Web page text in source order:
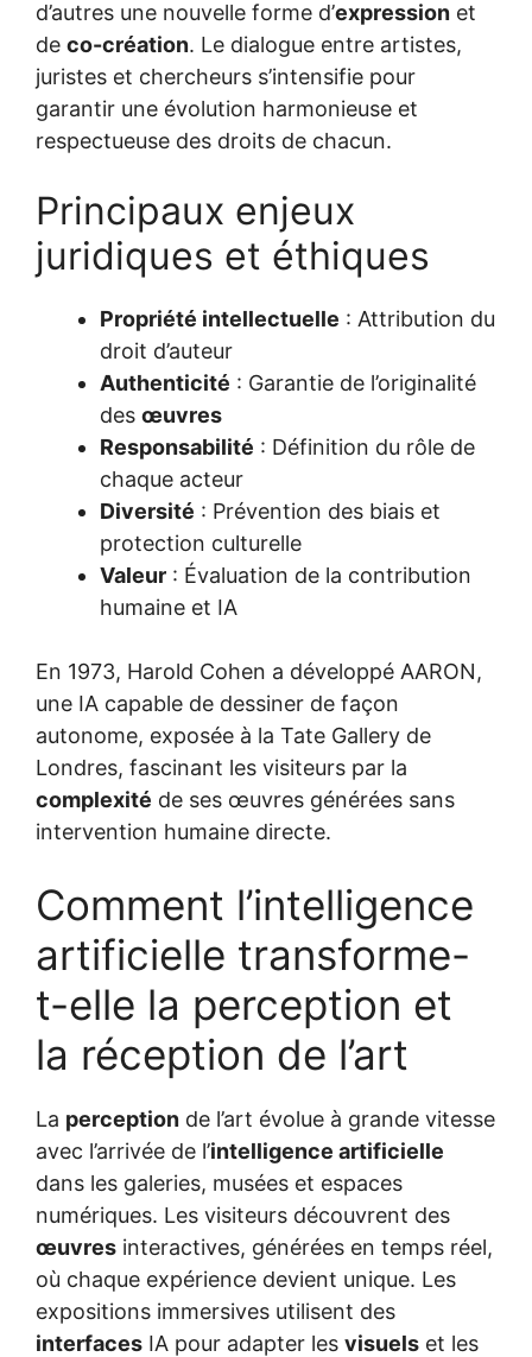
d’autres une nouvelle forme d’expression et
de co-création. Le dialogue entre artistes,
juristes et chercheurs s’intensifie pour
garantir une évolution harmonieuse et
respectueuse des droits de chacun.
Principaux enjeux
juridiques et éthiques
Propriété intellectuelle : Attribution du
droit d’auteur
Authenticité : Garantie de l’originalité
des œuvres
Responsabilité : Définition du rôle de
chaque acteur
Diversité : Prévention des biais et
protection culturelle
Valeur : Évaluation de la contribution
humaine et IA
En 1973, Harold Cohen a développé AARON,
une IA capable de dessiner de façon
autonome, exposée à la Tate Gallery de
Londres, fascinant les visiteurs par la
complexité de ses œuvres générées sans
intervention humaine directe.
Comment l’intelligence
artificielle transforme-
t-elle la perception et
la réception de l’art
La perception de l’art évolue à grande vitesse
avec l’arrivée de l’intelligence artificielle
dans les galeries, musées et espaces
numériques. Les visiteurs découvrent des
œuvres interactives, générées en temps réel,
où chaque expérience devient unique. Les
expositions immersives utilisent des
interfaces IA pour adapter les visuels et les